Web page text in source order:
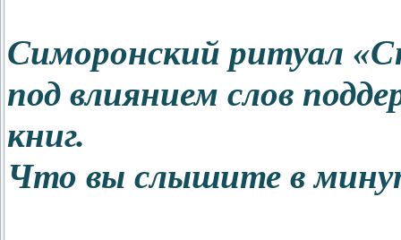
Симоронский ритуал
под влиянием слов
книг.
Что вы слышите в